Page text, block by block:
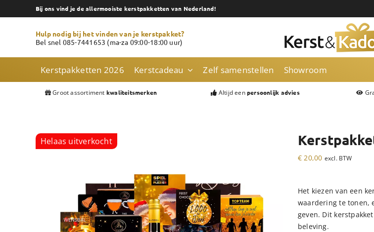
to
Bij ons vind je de allermooiste kerstpakketten van Nederland!
Hulp nodig bij het vinden van je kerstpakket?
Bel snel 085-7441653 (ma-za 09:00-18:00 uur)
Kerstpakketten 2026 Kerstcadeau Zelf samenstellen Showroom
Groot assortiment kwaliteitsmerken Altijd een persoonlijk advies
Helaas uitverkocht
€ 20,00 excl. BTW
Het kiezen van een
waardering te tonen,
geven. Dit
beleving.